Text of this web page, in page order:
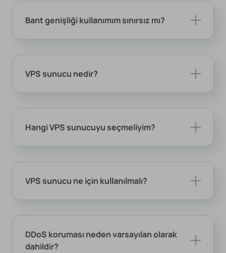
Bant genişliği kullanımım sınırsız mı?
VPS sunucu nedir?
Hangi VPS sunucuyu seçmeliyim?
VPS sunucu ne için kullanılmalı?
DDoS koruması neden varsayılan olarak
dahildir?